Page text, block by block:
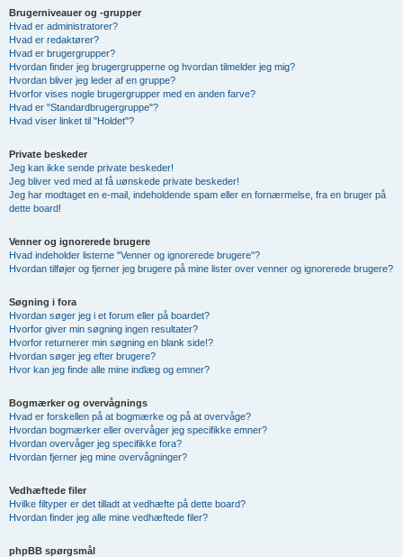
Brugerniveauer og -grupper
Hvad er administratorer?
Hvad er redaktører?
Hvad er brugergrupper?
Hvordan finder jeg brugergrupperne og hvordan tilmelder jeg mig?
Hvordan bliver jeg leder af en gruppe?
Hvorfor vises nogle brugergrupper med en anden farve?
Hvad er "Standardbrugergruppe"?
Hvad viser linket til "Holdet"?
Private beskeder
Jeg kan ikke sende private beskeder!
Jeg bliver ved med at få uønskede private beskeder!
Jeg har modtaget en e-mail, indeholdende spam eller en fornærmelse, fra en bruger på
dette board!
Venner og ignorerede brugere
Hvad indeholder listerne "Venner og ignorerede brugere"?
Hvordan tilføjer og fjerner jeg brugere på mine lister over venner og ignorerede brugere?
Søgning i fora
Hvordan søger jeg i et forum eller på boardet?
Hvorfor giver min søgning ingen resultater?
Hvorfor returnerer min søgning en blank side!?
Hvordan søger jeg efter brugere?
Hvor kan jeg finde alle mine indlæg og emner?
Bogmærker og overvågnings
Hvad er forskellen på at bogmærke og på at overvåge?
Hvordan bogmærker eller overvåger jeg specifikke emner?
Hvordan overvåger jeg specifikke fora?
Hvordan fjerner jeg mine overvågninger?
Vedhæftede filer
Hvilke filtyper er det tilladt at vedhæfte på dette board?
Hvordan finder jeg alle mine vedhæftede filer?
phpBB spørgsmål